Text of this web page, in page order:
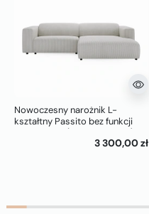
Nowoczesny narożnik L-
kształtny Passito bez funkcji
spania biały (Top Sztruks 01)
3 300,00 zł